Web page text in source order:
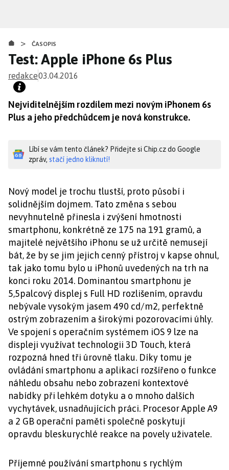
obsahu
> ČASOPIS
Test: Apple iPhone 6s Plus
redakce03.04.2016
Nejviditelnějším rozdílem mezi novým iPhonem 6s
Plus a jeho předchůdcem je nová konstrukce.
Líbí se vám tento článek? Přidejte si Chip.cz do Google
zpráv, stačí jedno kliknutí!
Nový model je trochu tlustší, proto působí i
solidnějším dojmem. Tato změna s sebou
nevyhnutelně přinesla i zvýšení hmotnosti
smartphonu, konkrétně ze 175 na 191 gramů, a
majitelé největšího iPhonu se už určitě nemusejí
bát, že by se jim jejich cenný přístroj v kapse ohnul,
tak jako tomu bylo u iPhonů uvedených na trh na
konci roku 2014. Dominantou smartphonu je
5,5palcový displej s Full HD rozlišením, opravdu
nebývale vysokým jasem 490 cd/m2, perfektně
ostrým zobrazením a širokými pozorovacími úhly.
Ve spojení s operačním systémem iOS 9 lze na
displeji využívat technologii 3D Touch, která
rozpozná hned tři úrovně tlaku. Díky tomu je
ovládání smartphonu a aplikací rozšířeno o funkce
náhledu obsahu nebo zobrazení kontextové
nabídky při lehkém dotyku a o mnoho dalších
vychytávek, usnadňujících práci. Procesor Apple A9
a 2 GB operační paměti společně poskytují
opravdu bleskurychlé reakce na povely uživatele.
Příjemné používání smartphonu s rychlým